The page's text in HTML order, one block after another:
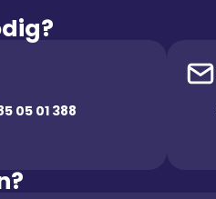
05 01 388